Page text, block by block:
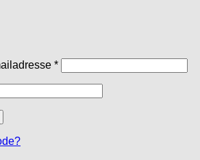
*Påkrævet